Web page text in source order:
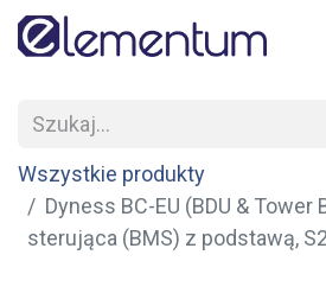
Wszystkie produkty
Dyness BC-EU (BDU &
sterująca (BMS) z podstawą, S2